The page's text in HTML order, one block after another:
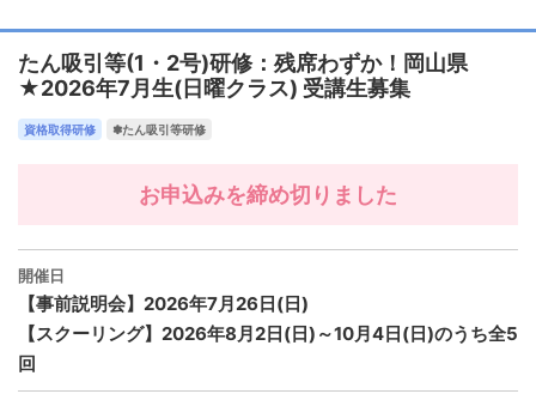
たん吸引等(1・2号)研修：残席わずか！岡山県
★2026年7月生(日曜クラス) 受講生募集
資格取得研修 ✽たん吸引等研修
お申込みを締め切りました
開催日
【事前説明会】2026年7月26日(日)
【スクーリング】2026年8月2日(日)～10月4日(日)のうち全5
回